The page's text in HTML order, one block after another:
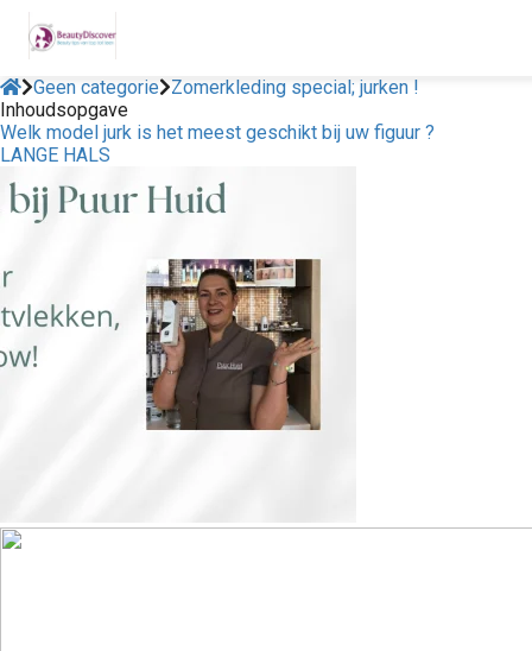
Geen categorie
Zomerkleding special; jurken !
Inhoudsopgave
Welk model jurk is het meest geschikt bij uw figuur ?
LANGE HALS